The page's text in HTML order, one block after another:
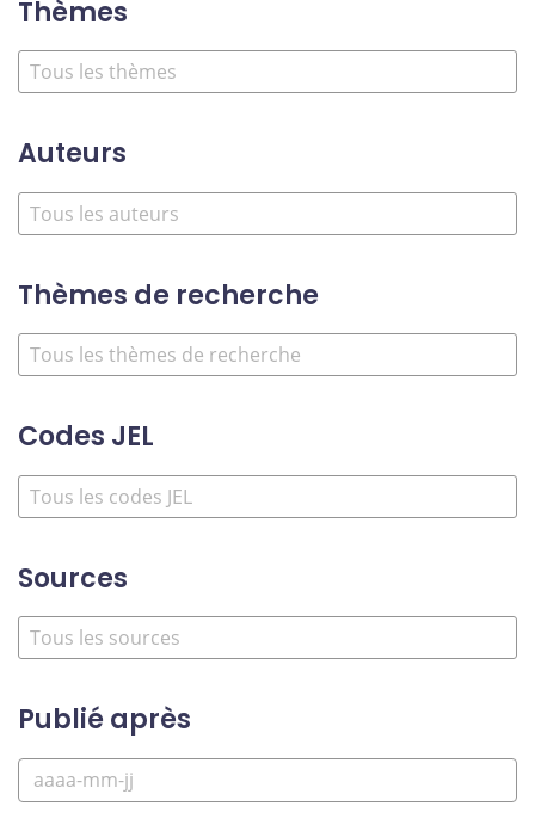
Thèmes
Auteurs
Thèmes de recherche
Codes JEL
Sources
Publié après